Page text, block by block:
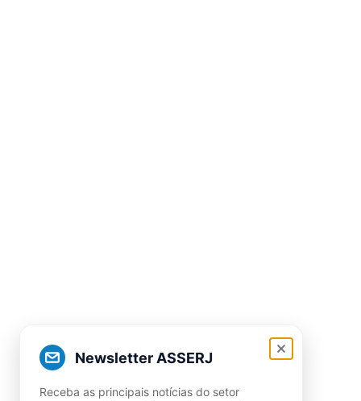
Newsletter ASSERJ
Receba as principais notícias do setor